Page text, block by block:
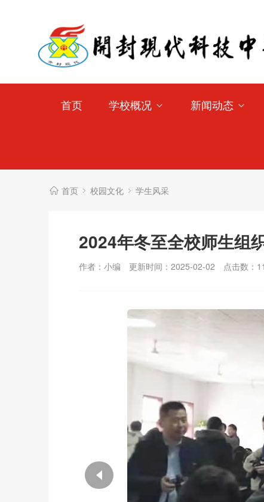
首页 学校概况 新闻动态
首页 校园文化 学生风采
2024年冬至全校师生组
作者：小编 更新时间：2025-02-02 点击数：